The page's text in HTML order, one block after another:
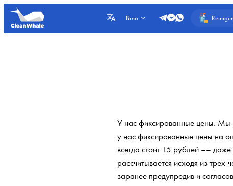
Brno
У нас фиксированные цены. Мы
у нас фиксированные цены на
всегда стоит 15 рублей ––
рассчитывается исходя из
заранее предупредив и